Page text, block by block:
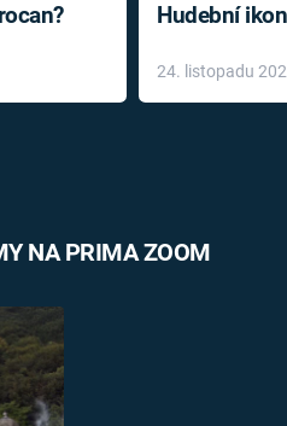
Hudební
léky
24. listopadu
NA PRIMA ZOOM